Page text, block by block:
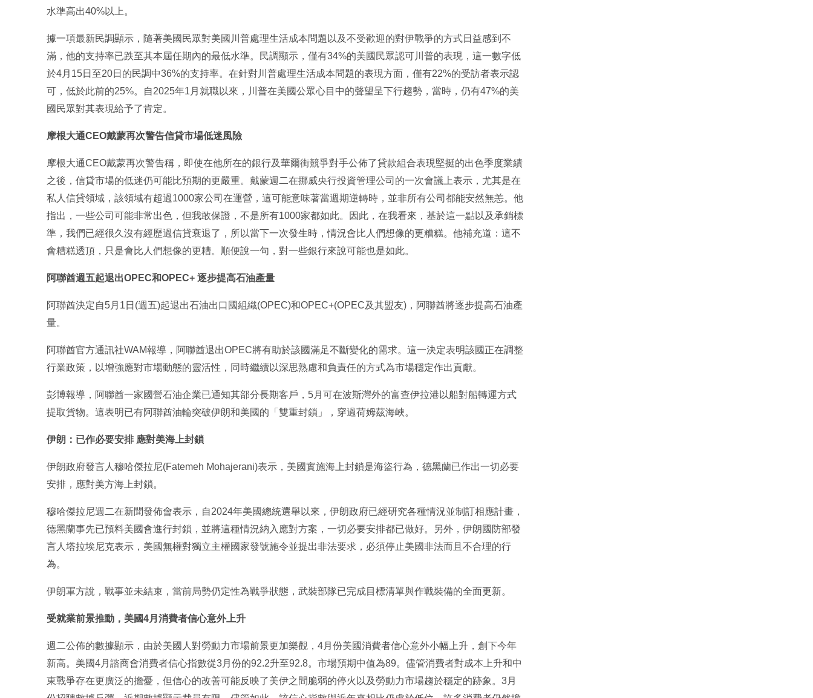
水準高出40%以上。
據一項最新民調顯示，隨著美國民眾對美國川普處理生活成本問題以及不受歡迎的對伊戰爭的方式日益感到不
滿，他的支持率已跌至其本屆任期內的最低水準。民調顯示，僅有34%的美國民眾認可川普的表現，這一數字低
於4月15日至20日的民調中36%的支持率。在針對川普處理生活成本問題的表現方面，僅有22%的受訪者表示認
可，低於此前的25%。自2025年1月就職以來，川普在美國公眾心目中的聲望呈下行趨勢，當時，仍有47%的美
國民眾對其表現給予了肯定。
摩根大通CEO戴蒙再次警告信貸市場低迷風險
摩根大通CEO戴蒙再次警告稱，即使在他所在的銀行及華爾街競爭對手公佈了貸款組合表現堅挺的出色季度業績
之後，信貸市場的低迷仍可能比預期的更嚴重。戴蒙週二在挪威央行投資管理公司的一次會議上表示，尤其是在
私人信貸領域，該領域有超過1000家公司在運營，這可能意味著當週期逆轉時，並非所有公司都能安然無恙。他
指出，一些公司可能非常出色，但我敢保證，不是所有1000家都如此。因此，在我看來，基於這一點以及承銷標
準，我們已經很久沒有經歷過信貸衰退了，所以當下一次發生時，情況會比人們想像的更糟糕。他補充道：這不
會糟糕透頂，只是會比人們想像的更糟。順便說一句，對一些銀行來說可能也是如此。
阿聯酋週五起退出OPEC和OPEC+ 逐步提高石油產量
阿聯酋決定自5月1日(週五)起退出石油出口國組織(OPEC)和OPEC+(OPEC及其盟友)，阿聯酋將逐步提高石油產
量。
阿聯酋官方通訊社WAM報導，阿聯酋退出OPEC將有助於該國滿足不斷變化的需求。這一決定表明該國正在調整
行業政策，以增強應對市場動態的靈活性，同時繼續以深思熟慮和負責任的方式為市場穩定作出貢獻。
彭博報導，阿聯酋一家國營石油企業已通知其部分長期客戶，5月可在波斯灣外的富查伊拉港以船對船轉運方式
提取貨物。這表明已有阿聯酋油輪突破伊朗和美國的「雙重封鎖」，穿過荷姆茲海峽。
伊朗：已作必要安排 應對美海上封鎖
伊朗政府發言人穆哈傑拉尼(Fatemeh Mohajerani)表示，美國實施海上封鎖是海盜行為，德黑蘭已作出一切必要
安排，應對美方海上封鎖。
穆哈傑拉尼週二在新聞發佈會表示，自2024年美國總統選舉以來，伊朗政府已經研究各種情況並制訂相應計畫，
德黑蘭事先已預料美國會進行封鎖，並將這種情況納入應對方案，一切必要安排都已做好。另外，伊朗國防部發
言人塔拉埃尼克表示，美國無權對獨立主權國家發號施令並提出非法要求，必須停止美國非法而且不合理的行
為。
伊朗軍方說，戰事並未結束，當前局勢仍定性為戰爭狀態，武裝部隊已完成目標清單與作戰裝備的全面更新。
受就業前景推動，美國4月消費者信心意外上升
週二公佈的數據顯示，由於美國人對勞動力市場前景更加樂觀，4月份美國消費者信心意外小幅上升，創下今年
新高。美國4月諮商會消費者信心指數從3月份的92.2升至92.8。市場預期中值為89。儘管消費者對成本上升和中
東戰爭存在更廣泛的擔憂，但信心的改善可能反映了美伊之間脆弱的停火以及勞動力市場趨於穩定的跡象。3月